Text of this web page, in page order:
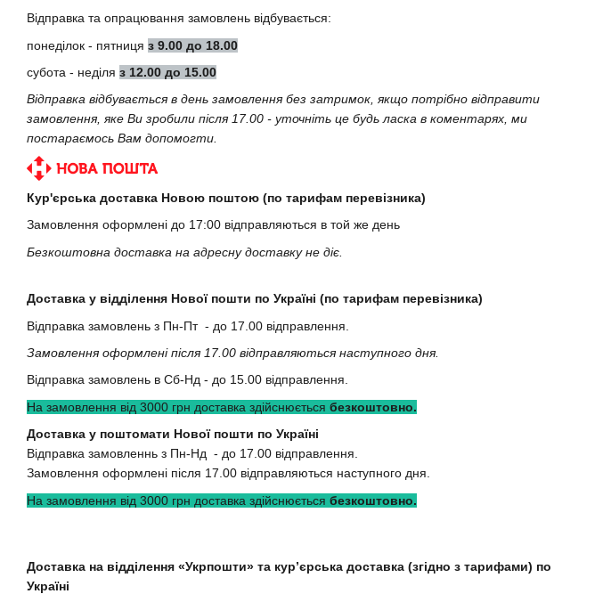
Відправка та опрацювання замовлень відбувається:
понеділок - пятниця з 9.00 до 18.00
субота - неділя з 12.00 до 15.00
Відправка відбувається в день замовлення без затримок, якщо потрібно відправити
замовлення, яке Ви зробили після 17.00 - уточніть це будь ласка в коментарях, ми
постараємось Вам допомогти.
Кур'єрська доставка Новою поштою (по тарифам перевізника)
Замовлення оформлені до 17:00 відправляються в той же день
Безкоштовна доставка на адресну доставку не діє.
Доставка у відділення Нової пошти по Україні (по тарифам перевізника)
Відправка замовлень з Пн-Пт - до 17.00 відправлення.
Замовлення оформлені після 17.00 відправляються наступного дня.
Відправка замовлень в Сб-Нд - до 15.00 відправлення.
На замовлення від 3000 грн доставка здійснюється безкоштовно.
Доставка у поштомати Нової пошти по Україні
Відправка замовленнь з Пн-Нд - до 17.00 відправлення.
Замовлення оформлені після 17.00 відправляються наступного дня.
На замовлення від 3000 грн доставка здійснюється безкоштовно.
Доставка на відділення «Укрпошти» та кур’єрська доставка (згідно з тарифами) по
Україні